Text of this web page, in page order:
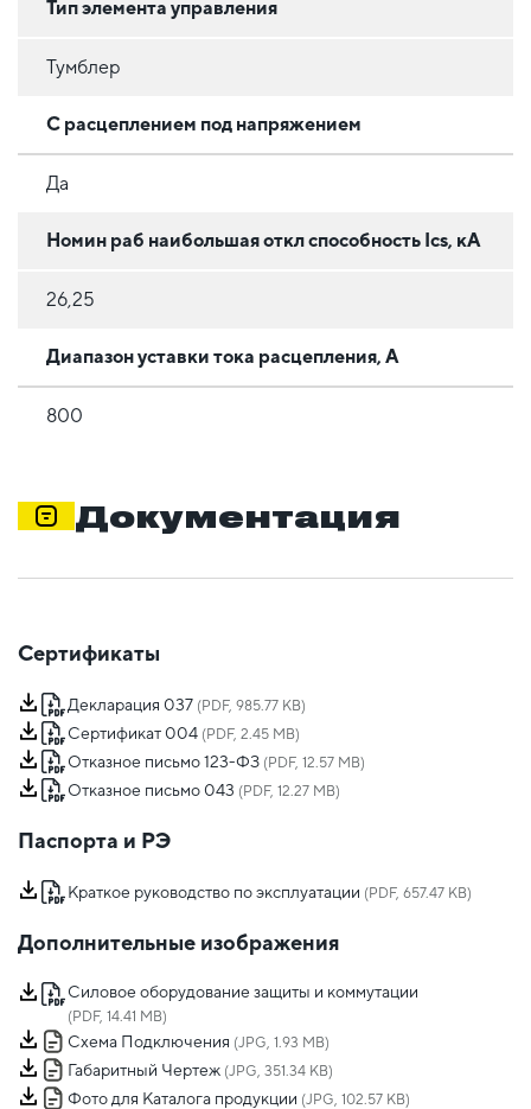
Тип элемента управления
Тумблер
С расцеплением под напряжением
Да
Номин раб наибольшая откл способность Ics, кА
26,25
Диапазон уставки тока расцепления, А
800
Документация
Сертификаты
Декларация 037 (PDF, 985.77 KB)
Сертификат 004 (PDF, 2.45 MB)
Отказное письмо 123-ФЗ (PDF, 12.57 MB)
Отказное письмо 043 (PDF, 12.27 MB)
Паспорта и РЭ
Краткое руководство по эксплуатации (PDF, 657.47 KB)
Дополнительные изображения
Силовое оборудование защиты и коммутации
(PDF, 14.41 MB)
Схема Подключения (JPG, 1.93 MB)
Габаритный Чертеж (JPG, 351.34 KB)
Фото для Каталога продукции (JPG, 102.57 KB)